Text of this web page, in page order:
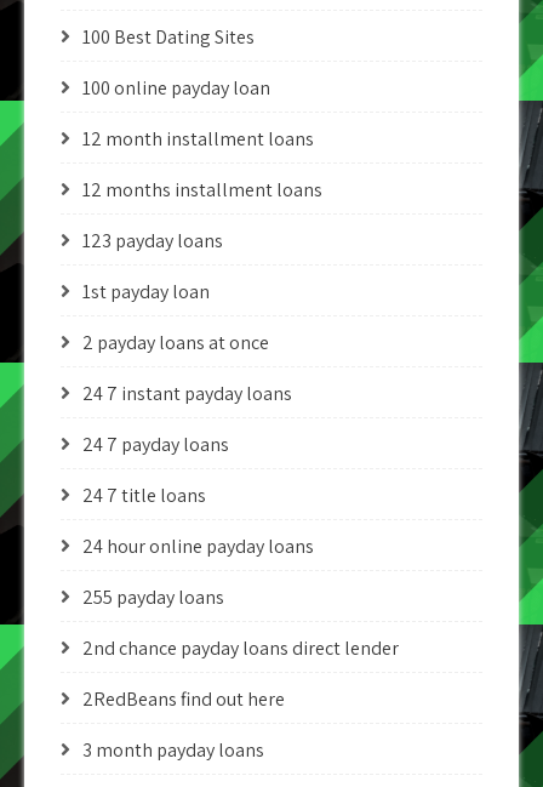
100 Best Dating Sites
100 online payday loan
12 month installment loans
12 months installment loans
123 payday loans
1st payday loan
2 payday loans at once
24 7 instant payday loans
24 7 payday loans
24 7 title loans
24 hour online payday loans
255 payday loans
2nd chance payday loans direct lender
2RedBeans find out here
3 month payday loans